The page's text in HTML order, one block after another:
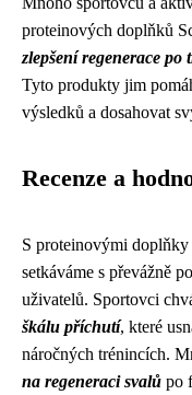
proteinových doplňků
zlepšení regenerace
Tyto produkty jim
výsledků a dosahovat
Recenze a
S proteinovými
setkáváme s převážně
uživatelů. Sportovci
škálu příchutí, které
náročných trénincích.
na regeneraci svalů po